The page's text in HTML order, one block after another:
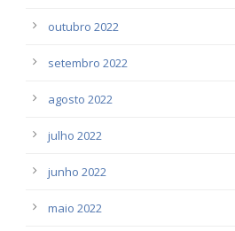
outubro 2022
setembro 2022
agosto 2022
julho 2022
junho 2022
maio 2022